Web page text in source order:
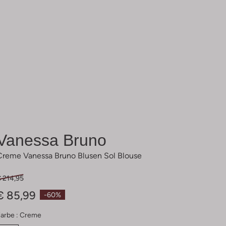
Bruno
Vanessa Bruno Blusen Sol Blouse
-60%
214,95
85,99
: Creme